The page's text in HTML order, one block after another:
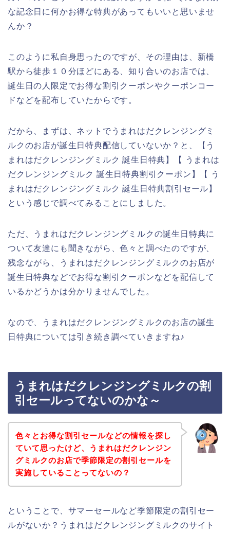
な記念日に何かお得な特典があってもいいと思いませ
んか？
このように私自身思ったのですが、その理由は、新橋
駅から徒歩１０分ほどにある、知り合いのお店では、
誕生日の人限定でお得な割引クーポンやクーポンコー
ドなどを配布していたからです。
だから、まずは、ネットでうまれはだクレンジングミ
ルクのお店が誕生日特典配信していないか？と、【う
まれはだクレンジングミルク 誕生日特典】【 うまれは
だクレンジングミルク 誕生日特典割引クーポン】【 う
まれはだクレンジングミルク 誕生日特典割引セール】
という感じで調べてみることにしました。
ただ、うまれはだクレンジングミルクの誕生日特典に
ついて友達にも聞きながら、色々と調べたのですが、
残念ながら、うまれはだクレンジングミルクのお店が
誕生日特典などでお得な割引クーポンなどを配信して
いるかどうかは分かりませんでした。
なので、うまれはだクレンジングミルクのお店の誕生
日特典については引き続き調べていきますね♪
うまれはだクレンジングミルクの割
引セールってないのかな～
色々とお得な割引セールなどの情報を探し
ていて思ったけど、うまれはだクレンジン
グミルクのお店で季節限定の割引セールを
実施していることってないの？
ということで、サマーセールなど季節限定の割引セー
ルがないか？うまれはだクレンジングミルクのサイト